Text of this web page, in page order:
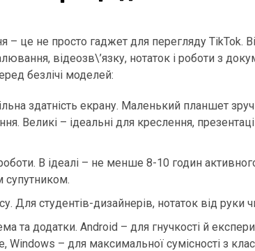
– це не просто гаджет для перегляду TikTok.
відеозв\’язку, нотаток і роботи з
безлічі моделей:
здатність екрану. Маленький планшет
Великі – ідеальні для креслення,
В ідеалі – не менше 8-10 годин
Для студентів-дизайнерів, нотаток від руки
та додатки. Android – для гнучкості й
Windows – для максимальної сумісності з